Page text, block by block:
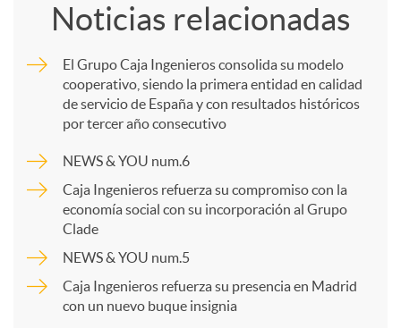
m
a
t
Noticias relacionadas
El Grupo Caja Ingenieros consolida su modelo
cooperativo, siendo la primera entidad en calidad
de servicio de España y con resultados históricos
por tercer año consecutivo
NEWS & YOU num.6
Caja Ingenieros refuerza su compromiso con la
economía social con su incorporación al Grupo
Clade
NEWS & YOU num.5
Caja Ingenieros refuerza su presencia en Madrid
con un nuevo buque insignia